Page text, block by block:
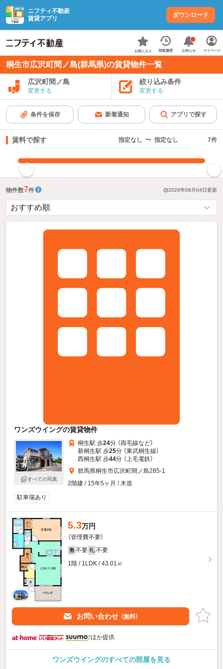
ニフティ不動産
賃貸アプリ
ダウンロード
お気に入り 閲覧履歴 お知らせ マイページ
桐生市広沢町間ノ島(群馬県)の賃貸物件一覧
広沢町間ノ島
変更する
絞り込み条件
変更する
条件を保存 新着通知 アプリで探す
賃料で探す 指定なし 〜 指定なし 7件
物件数7件 2026年08月04日更新
ワンズウイングの賃貸物件
すべての写真
桐生駅 歩24分 （両毛線など）
新桐生駅 歩25分 （東武桐生線）
西桐生駅 歩44分 （上毛電鉄）
群馬県桐生市広沢町間ノ島285-1
2階建 / 15年5ヶ月 / 木造
駐車場あり
5.3万円
（管理費不要）
敷 不要 礼 不要
1階 / 1LDK / 43.01㎡
お問い合わせ （無料）
ほか提供
ワンズウイングのすべての部屋を見る